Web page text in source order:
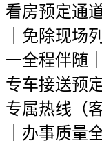
看房预定通
｜免除现场
一全程伴随
专车接送预
专属热线（
｜办事质量